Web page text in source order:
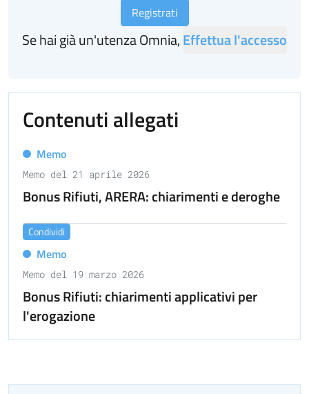
Registrati
Se hai già un'utenza Omnia,Effettua l'accesso
Contenuti allegati
Memo
Memo del 21 aprile 2026
Bonus Rifiuti, ARERA: chiarimenti e deroghe
Condividi
Memo
Memo del 19 marzo 2026
Bonus Rifiuti: chiarimenti applicativi per
l'erogazione